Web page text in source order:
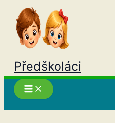
Přeskočit
obsah
Předškoláci